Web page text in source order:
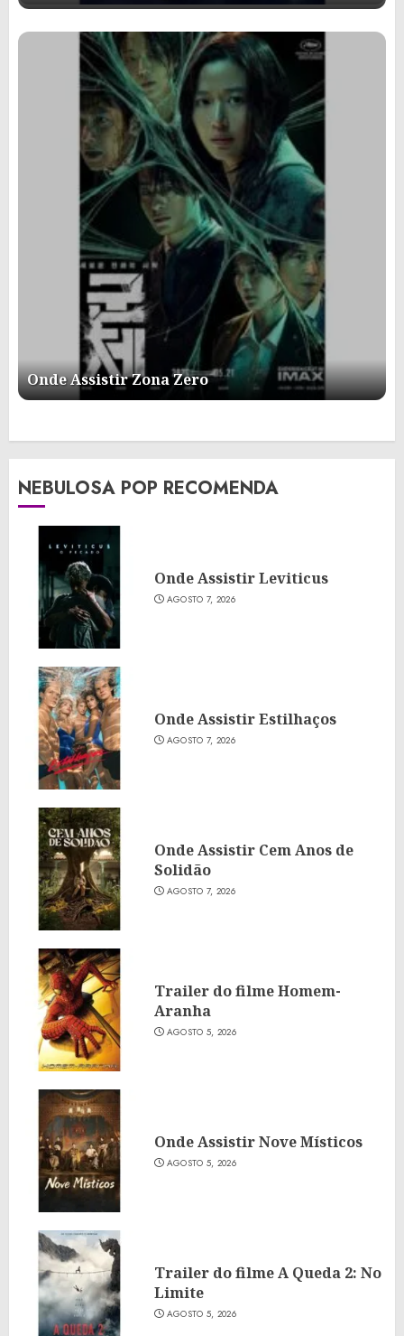
Onde Assistir Zona Zero
NEBULOSA POP RECOMENDA
Onde Assistir Leviticus
AGOSTO 7, 2026
Onde Assistir Estilhaços
AGOSTO 7, 2026
Onde Assistir Cem Anos de
Solidão
AGOSTO 7, 2026
Trailer do filme Homem-
Aranha
AGOSTO 5, 2026
Onde Assistir Nove Místicos
AGOSTO 5, 2026
Trailer do filme A Queda 2: No
Limite
AGOSTO 5, 2026